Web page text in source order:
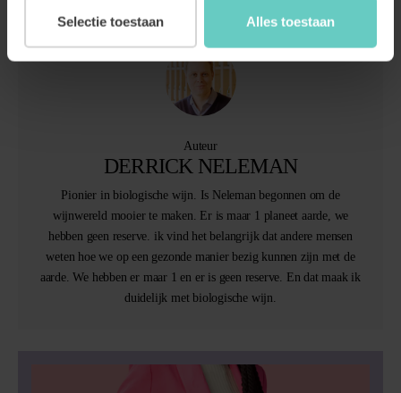
Alles toestaan
Selectie toestaan
Auteur
DERRICK NELEMAN
Pionier in biologische wijn. Is Neleman begonnen om de
wijnwereld mooier te maken. Er is maar 1 planeet aarde, we
hebben geen reserve. ik vind het belangrijk dat andere mensen
weten hoe we op een gezonde manier bezig kunnen zijn met de
aarde. We hebben er maar 1 en er is geen reserve. En dat maak ik
duidelijk met biologische wijn.